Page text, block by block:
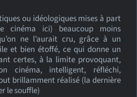
ou idéologiques mises à part
cinéma ici) beaucoup moins
ne l’aurait cru, grâce à un
et bien étoffé, ce qui donne un
certes, à la limite provoquant,
cinéma, intelligent, réfléchi,
brillamment réalisé (la dernière
le souffle)